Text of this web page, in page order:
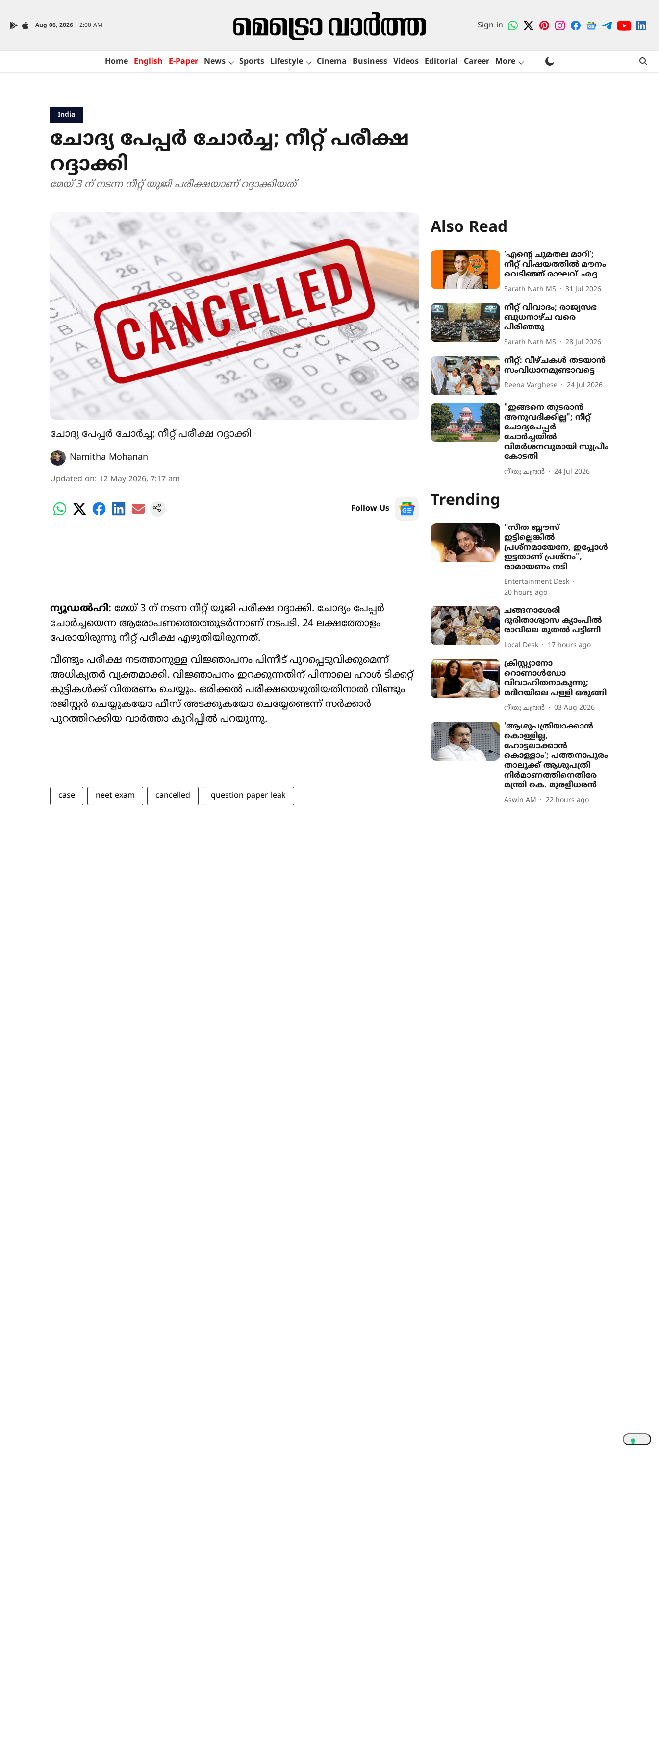
Aug 06, 2026 2:00 AM Sign in
Home English E-Paper News Sports Lifestyle Cinema Business Videos Editorial Career More
India
ചോദ്യ പേപ്പർ ചോർച്ച; നീറ്റ് പരീക്ഷ
റദ്ദാക്കി
മേയ് 3 ന് നടന്ന നീറ്റ് യുജി പരീക്ഷയാണ് റദ്ദാക്കിയത്
ചോദ്യ പേപ്പർ ചോർച്ച; നീറ്റ് പരീക്ഷ റദ്ദാക്കി
Namitha Mohanan
Updated on: 12 May 2026, 7:17 am
Follow Us
ന്യൂഡൽഹി: മേയ് 3 ന് നടന്ന നീറ്റ് യുജി പരീക്ഷ റദ്ദാക്കി. ചോദ്യം പേപ്പർ
ചോർച്ചയെന്ന ആരോപണത്തെത്തുടർന്നാണ് നടപടി. 24 ലക്ഷത്തോളം
പേരായിരുന്നു നീറ്റ് പരീക്ഷ എഴുതിയിരുന്നത്.
വീണ്ടും പരീക്ഷ നടത്താനുള്ള വിജ്ഞാപനം പിന്നീട് പുറപ്പെടുവിക്കുമെന്ന്
അധികൃതർ വ്യക്തമാക്കി. വിജ്ഞാപനം ഇറക്കുന്നതിന് പിന്നാലെ ഹാൾ ടിക്കറ്റ്
കുട്ടികൾക്ക് വിതരണം ചെയ്യും. ഒരിക്കൽ പരീക്ഷയെഴുതിയതിനാൽ വീണ്ടും
രജിസ്റ്റർ ചെയ്യുകയോ ഫീസ് അടക്കുകയോ ചെയ്യേണ്ടെന്ന് സർക്കാർ
പുറത്തിറക്കിയ വാർത്താ കുറിപ്പിൽ പറയുന്നു.
case neet exam cancelled question paper leak
Also Read
'എന്‍റെ ചുമതല മാറി';
നീറ്റ് വിഷയത്തിൽ മൗനം
വെടിഞ്ഞ് രാഘവ് ഛദ്ദ
Sarath Nath MS 31 Jul 2026
നീറ്റ് വിവാദം; രാജ്യസഭ
ബുധനാഴ്ച വരെ
പിരിഞ്ഞു
Sarath Nath MS 28 Jul 2026
നീറ്റ്: വീഴ്ചകൾ തടയാൻ
സംവിധാനമുണ്ടാവട്ടെ
Reena Varghese 24 Jul 2026
"ഇങ്ങനെ തുടരാൻ
അനുവദിക്കില്ല"; നീറ്റ്
ചോദ്യപേപ്പർ
ചോർച്ചയിൽ
വിമർശനവുമായി സുപ്രീം
കോടതി
നീതു ചന്ദ്രൻ 24 Jul 2026
Trending
''സീത ബ്ലൗസ്
ഇട്ടില്ലെങ്കിൽ
പ്രശ്നമായേനേ, ഇപ്പോൾ
ഇട്ടതാണ് പ്രശ്നം'',
രാമായണം നടി
Entertainment Desk
20 hours ago
ചങ്ങനാശേരി
ദുരിതാശ്വാസ ക്യാംപിൽ
രാവിലെ മുതൽ പട്ടിണി
Local Desk 17 hours ago
ക്രിസ്റ്റ്യാനോ
റൊണാൾഡോ
വിവാഹിതനാകുന്നു;
മദീറയിലെ പള്ളി ഒരുങ്ങി
നീതു ചന്ദ്രൻ 03 Aug 2026
'ആശുപത്രിയാക്കാൻ
കൊള്ളില്ല,
ഹോട്ടലാക്കാൻ
കൊള്ളാം'; പത്തനാപുരം
താലൂക്ക് ആശുപത്രി
നിർമാണത്തിനെതിരേ
മന്ത്രി കെ. മുരളീധരൻ
Aswin AM 22 hours ago